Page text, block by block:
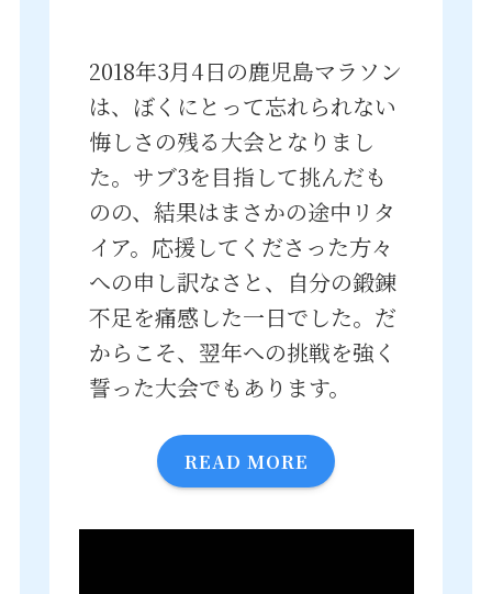
2018年3月4日の鹿児島マラソン
は、ぼくにとって忘れられない
悔しさの残る大会となりまし
た。サブ3を目指して挑んだも
のの、結果はまさかの途中リタ
イア。応援してくださった方々
への申し訳なさと、自分の鍛錬
不足を痛感した一日でした。だ
からこそ、翌年への挑戦を強く
誓った大会でもあります。
READ MORE